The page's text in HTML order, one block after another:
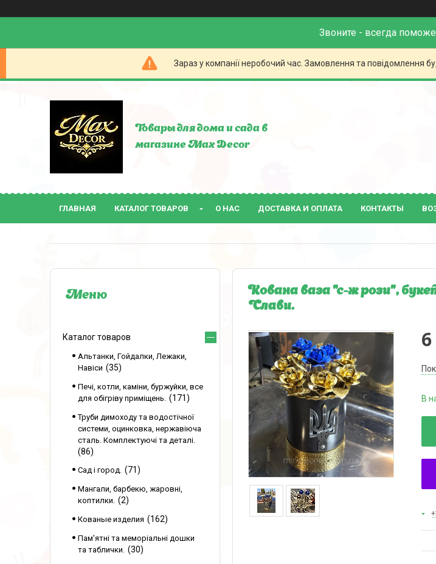
Звоните - всегда
Зараз у компанії неробочий час. Замовлення та повідомлення
Товары для дома и сада в
магазине Max Decor
ГЛАВНАЯ КАТАЛОГ ТОВАРОВ О НАС ДОСТАВКА И ОПЛАТА КОНТАКТЫ
Кована ваза "с-ж рози",
Слави.
В
Каталог товаров
Альтанки, Гойдалки, Лежаки,
Навіси
35
Печі, котли, каміни, буржуйки, все
для обігріву приміщень.
171
Труби димоходу та водостічної
системи, оцинковка, нержавіюча
сталь. Комплектуючі та деталі.
86
Сад і город. 71
Мангали, барбекю, жаровні,
коптилки.
2
Кованые изделия 162
Пам'ятні та меморіальні дошки
та таблички.
30